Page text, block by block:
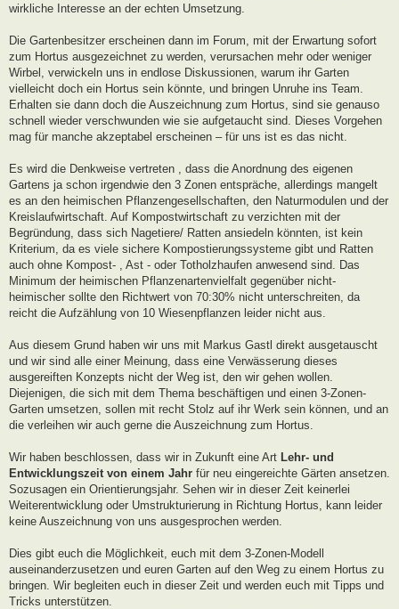
wirkliche Interesse an der echten Umsetzung.
Die Gartenbesitzer erscheinen dann im Forum, mit der Erwartung sofort
zum Hortus ausgezeichnet zu werden, verursachen mehr oder weniger
Wirbel, verwickeln uns in endlose Diskussionen, warum ihr Garten
vielleicht doch ein Hortus sein könnte, und bringen Unruhe ins Team.
Erhalten sie dann doch die Auszeichnung zum Hortus, sind sie genauso
schnell wieder verschwunden wie sie aufgetaucht sind. Dieses Vorgehen
mag für manche akzeptabel erscheinen – für uns ist es das nicht.
Es wird die Denkweise vertreten , dass die Anordnung des eigenen
Gartens ja schon irgendwie den 3 Zonen entspräche, allerdings mangelt
es an den heimischen Pflanzengesellschaften, den Naturmodulen und der
Kreislaufwirtschaft. Auf Kompostwirtschaft zu verzichten mit der
Begründung, dass sich Nagetiere/ Ratten ansiedeln könnten, ist kein
Kriterium, da es viele sichere Kompostierungssysteme gibt und Ratten
auch ohne Kompost- , Ast - oder Totholzhaufen anwesend sind. Das
Minimum der heimischen Pflanzenartenvielfalt gegenüber nicht-
heimischer sollte den Richtwert von 70:30% nicht unterschreiten, da
reicht die Aufzählung von 10 Wiesenpflanzen leider nicht aus.
Aus diesem Grund haben wir uns mit Markus Gastl direkt ausgetauscht
und wir sind alle einer Meinung, dass eine Verwässerung dieses
ausgereiften Konzepts nicht der Weg ist, den wir gehen wollen.
Diejenigen, die sich mit dem Thema beschäftigen und einen 3-Zonen-
Garten umsetzen, sollen mit recht Stolz auf ihr Werk sein können, und an
die verleihen wir auch gerne die Auszeichnung zum Hortus.
Wir haben beschlossen, dass wir in Zukunft eine Art Lehr- und
Entwicklungszeit von einem Jahr für neu eingereichte Gärten ansetzen.
Sozusagen ein Orientierungsjahr. Sehen wir in dieser Zeit keinerlei
Weiterentwicklung oder Umstrukturierung in Richtung Hortus, kann leider
keine Auszeichnung von uns ausgesprochen werden.
Dies gibt euch die Möglichkeit, euch mit dem 3-Zonen-Modell
auseinanderzusetzen und euren Garten auf den Weg zu einem Hortus zu
bringen. Wir begleiten euch in dieser Zeit und werden euch mit Tipps und
Tricks unterstützen.